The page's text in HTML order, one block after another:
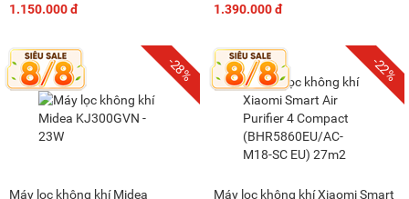
1.150.000 đ 1.390.000 đ
-28%
Máy lọc không khí Midea
-22%
Máy lọc không khí Xiaomi Smart